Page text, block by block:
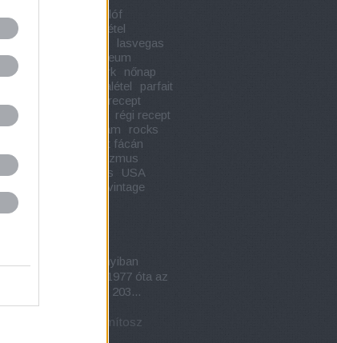
kuglóf
Különleges halétel
rcept
lasvegas
múzeum
receptjei
new york
nőnap
orosz halétel
parfait
recept
régi halétel
régi recept
retro reklám
rocks
sült fácán
szendvics
szocializmus
történelem tüdőleves
USA
vintage
@slowMotion: Annyiban
az idézet, hogy 1977 óta az
ajánlja: Sőt, 203...
19:09
e a nőnap? Egy mítosz